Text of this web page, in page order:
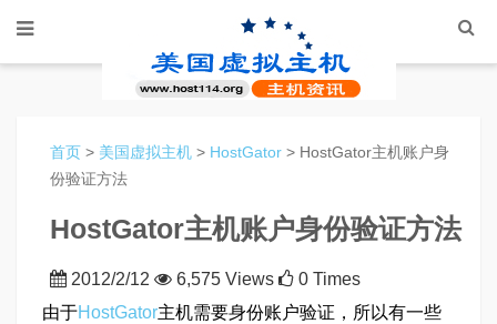
首页 > 美国虚拟主机 > HostGator > HostGator主机账户身
份验证方法
HostGator主机账户身份验证方法
2012/2/12 6,575 Views
0 Times
由于HostGator主机需要身份账户验证，所以有一些